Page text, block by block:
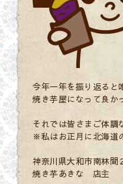
今年一年を振り返ると
焼き芋屋になって良か
それでは皆さまご体調
※私はお正月に北海道
神奈川県大和市南林間
焼き芋あきな 店主